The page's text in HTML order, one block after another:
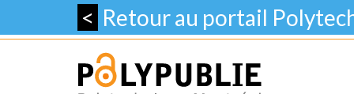
< Retour au portail